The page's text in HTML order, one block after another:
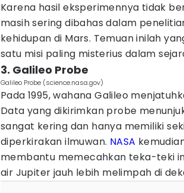
Karena hasil eksperimennya tidak
masih sering dibahas dalam
kehidupan di Mars. Temuan inilah
satu misi paling misterius dalam
3. Galileo Probe
Galileo Probe (science.nasa.gov)
Pada 1995, wahana Galileo
Data yang dikirimkan probe
sangat kering dan hanya memiliki
diperkirakan ilmuwan. NASA
membantu memecahkan teka-teki
air Jupiter jauh lebih melimpah di